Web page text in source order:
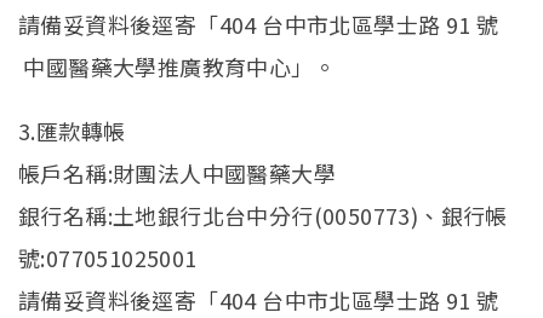
請備妥資料後逕寄「404 台中市北區學士路 91 號
中國醫藥大學推廣教育中心」。
3.匯款轉帳
帳戶名稱:財團法人中國醫藥大學
銀行名稱:土地銀行北台中分行(0050773)、銀行帳
號:077051025001
請備妥資料後逕寄「404 台中市北區學士路 91 號